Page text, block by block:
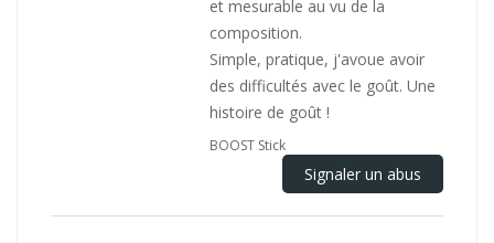
et mesurable au vu de la
composition.
Simple, pratique, j'avoue avoir
des difficultés avec le goût. Une
histoire de goût !
BOOST Stick
Signaler un abus